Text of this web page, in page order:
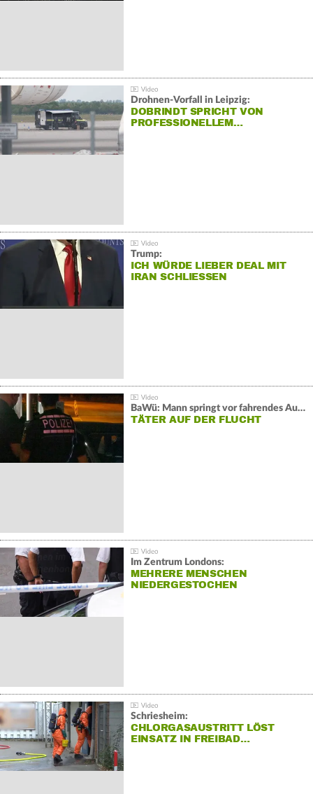
Drohnen-Vorfall in Leipzig:
DOBRINDT SPRICHT VON
PROFESSIONELLEM…
Trump:
ICH WÜRDE LIEBER DEAL MIT
IRAN SCHLIESSEN
BaWü: Mann springt vor fahrendes Auto und schießt
TÄTER AUF DER FLUCHT
Im Zentrum Londons:
MEHRERE MENSCHEN
NIEDERGESTOCHEN
Schriesheim:
CHLORGASAUSTRITT LÖST
EINSATZ IN FREIBAD…